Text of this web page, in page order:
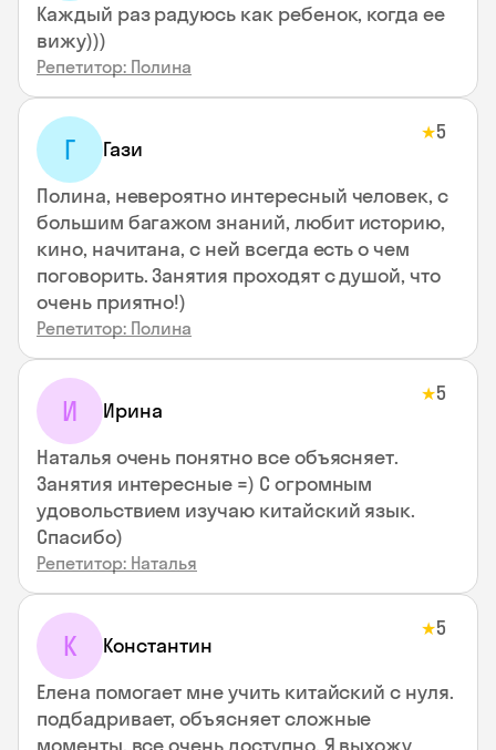
Каждый раз радуюсь как ребенок, когда ее
вижу)))
Репетитор: Полина
Г Гази
★5
Полина, невероятно интересный человек, с
большим багажом знаний, любит историю,
кино, начитана, с ней всегда есть о чем
поговорить. Занятия проходят с душой, что
очень приятно!)
Репетитор: Полина
И Ирина
★5
Наталья очень понятно все объясняет.
Занятия интересные =) С огромным
удовольствием изучаю китайский язык.
Спасибо)
Репетитор: Наталья
К Константин
★5
Елена помогает мне учить китайский с нуля.
подбадривает, объясняет сложные